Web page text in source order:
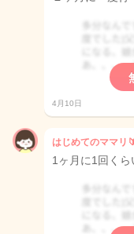
4月10日
はじめてのママリ
1ヶ月に1回く